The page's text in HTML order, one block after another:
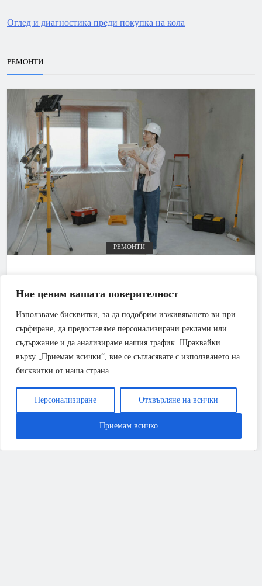
Ние ценим вашата поверителност
Използваме бисквитки, за да подобрим изживяването ви при
сърфиране, да предоставяме персонализирани реклами или
съдържание и да анализираме нашия трафик. Щраквайки
върху „Приемам всички“, вие се съгласявате с използването на
бисквитки от наша страна.
Персонализиране Отхвърляне на всички
Приемам всичко
Оглед и диагностика преди покупка на кола
РЕМОНТИ
РЕМОНТИ
избегнем скритите разходи?